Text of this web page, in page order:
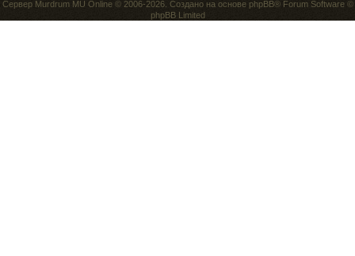
Сервер Murdrum MU Online© 2006-2026. Создано на основе phpBB® Forum Software ©
phpBB Limited